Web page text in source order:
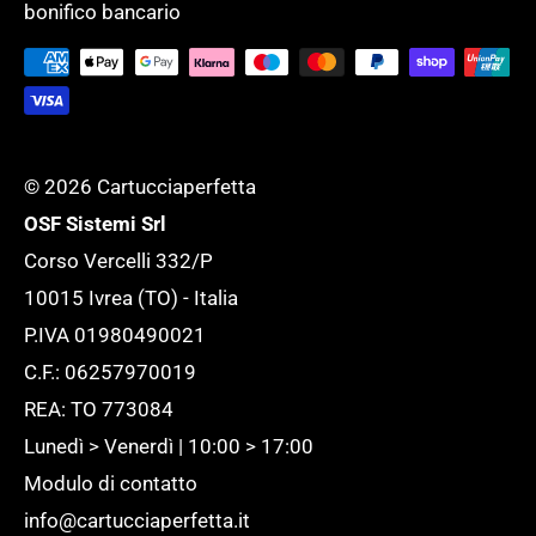
supportare l'ufficio ed adattarlo ad ogni
esigenza.
Tutte le novità
bonifico bancario
© 2026 Cartucciaperfetta
OSF Sistemi Srl
Corso Vercelli 332/P
10015 Ivrea (TO) - Italia
P.IVA 01980490021
C.F.: 06257970019
REA: TO 773084
Lunedì > Venerdì | 10:00 > 17:00
Modulo di contatto
info@cartucciaperfetta.it